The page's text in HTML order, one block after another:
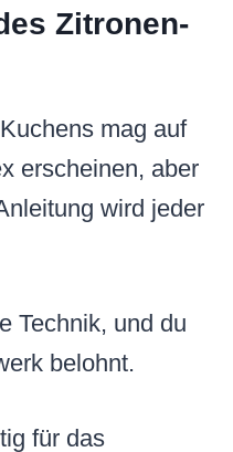
Zitronen-
mag auf
erscheinen, aber
wird jeder
Technik, und du
belohnt.
für das